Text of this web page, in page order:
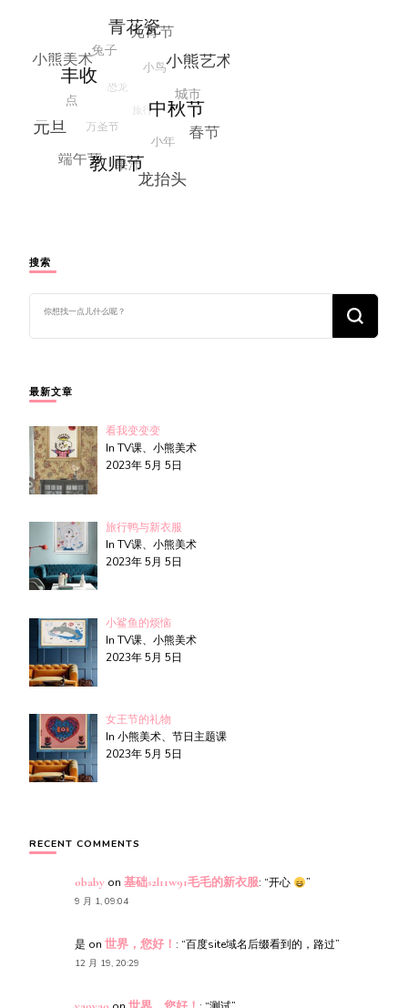
搜索
么
吗?
最新文章
看我变变变
In TV课、小熊美术
2023年 5月 5日
旅行鸭与新衣服
In TV课、小熊美术
2023年 5月 5日
小鲨鱼的烦恼
In TV课、小熊美术
2023年 5月 5日
女王节的礼物
In 小熊美术、节日主题课
2023年 5月 5日
RECENT COMMENTS
obaby on 基础s2l11w91毛毛的新衣服: “开心 ”
9 月 1, 09:04
是 on 世界，您好！ : “百度site域名后缀看到的，路过”
12 月 19, 20:29